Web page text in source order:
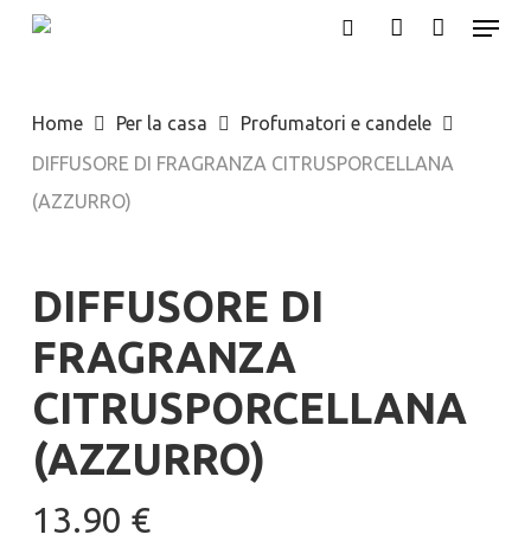
Skip
content
Menu
Home Per la casa
Profumatori e candele
DIFFUSORE DI FRAGRANZA CITRUSPORCELLANA
(AZZURRO)
DIFFUSORE DI
FRAGRANZA
CITRUSPORCELLANA
(AZZURRO)
13.90 €